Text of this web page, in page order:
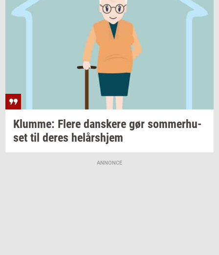
Klum­me: Flere dan­ske­re gør som­mer­hu­
set til deres helårs­hjem
ANNONCE